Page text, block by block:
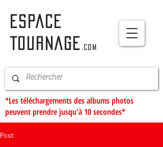
ESPACE
TOURNAGE
.com
*Les téléchargements des albums photos
peuvent prendre jusqu'à 10 secondes*
Post